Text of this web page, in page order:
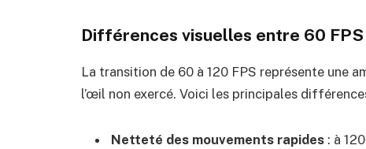
Différences visuelles entre 60 FPS
La transition de 60 à 120 FPS représente une
l’œil non exercé. Voici les principales
Netteté des mouvements rapides : à